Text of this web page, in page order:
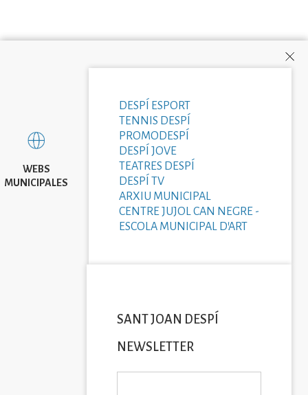
WEBS
MUNICIPALES
DESPÍ ESPORT
TENNIS DESPÍ
PROMODESPÍ
DESPÍ JOVE
TEATRES DESPÍ
DESPÍ TV
ARXIU MUNICIPAL
CENTRE JUJOL CAN NEGRE -
ESCOLA MUNICIPAL D'ART
SANT JOAN DESPÍ
NEWSLETTER